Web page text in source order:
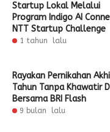
Startup Lokal Melalui
Program Indigo AI
NTT Startup Challenge
1 tahun lalu
Rayakan Pernikahan
Tahun Tanpa Khawatir
Bersama BRI Flash
9 bulan lalu